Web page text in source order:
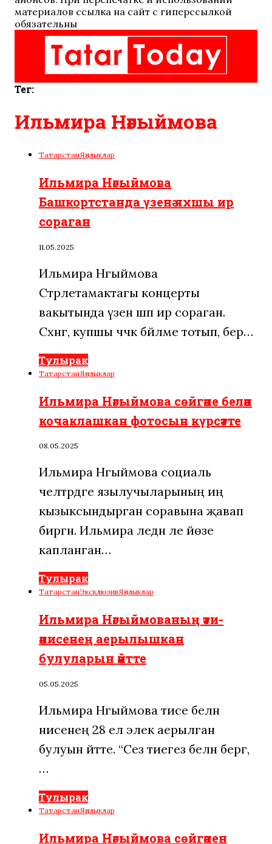
материалов ссылка на сайт с гиперссылкой
обязательны
Тег:
Ильмира Нәгыймова
ТатарстанЯңалыклар
Ильмира Нәгыймова
Башкортстанда үзенә яхшы ир
сораган
11.05.2025
Ильмира Нәгыймова
Стәрлетамактагы концерты
вакытында үзенә шәп ир сораган.
Сәхнәгә, купшы чәчәк бәйләме тотып, бер…
Тулырак
ТатарстанЯңалыклар
Ильмира Нәгыймова сөйгәне белән
кочаклашкан фотосын күрсәтте
08.05.2025
Ильмира Нәгыймова социаль
челтәрдәге язылучыларының иң
кызыксындырган соравына җавап
биргән. Ильмира әледән әле йөзе
капланган…
Тулырак
ТатарстанЭксклюзивЯңалыклар
Ильмира Нәгыймованың әти-
әнисенең аерылышкан
булуларын әйтте
05.05.2025
Ильмира Нәгыймова әтисе белән
әнисенең 28 ел элек аерылган
булуын әйтте. “Сез әтиегез белән бергә,
…
Тулырак
ТатарстанЯңалыклар
Ильмира Нәгыймова сөйгәнен